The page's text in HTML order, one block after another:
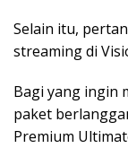
Selain itu,
streaming di
Bagi yang ingin
paket
Premium